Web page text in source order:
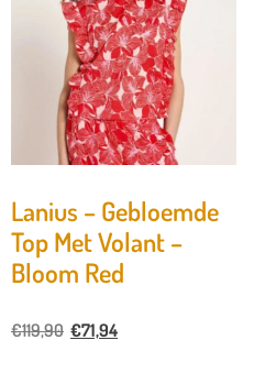
Lanius – Gebloemde
Top Met Volant –
Bloom Red
€119,90 €71,94